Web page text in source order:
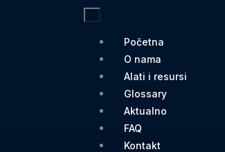
Početna
O nama
Alati i resursi
Glossary
Aktualno
FAQ
Kontakt